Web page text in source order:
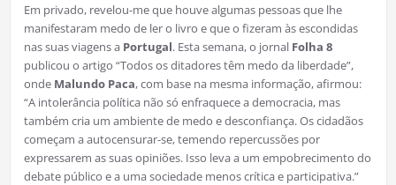
Em privado, revelou-me que houve algumas pessoas que lhe
manifestaram medo de ler o livro e que o fizeram às escondidas
nas suas viagens a Portugal. Esta semana, o jornal Folha 8
publicou o artigo “Todos os ditadores têm medo da liberdade”,
onde Malundo Paca, com base na mesma informação, afirmou:
“A intolerância política não só enfraquece a democracia, mas
também cria um ambiente de medo e desconfiança. Os cidadãos
começam a autocensurar-se, temendo repercussões por
expressarem as suas opiniões. Isso leva a um empobrecimento do
debate público e a uma sociedade menos crítica e participativa.”